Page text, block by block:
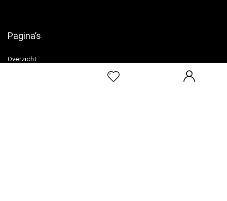
Pagina’s
Overzicht